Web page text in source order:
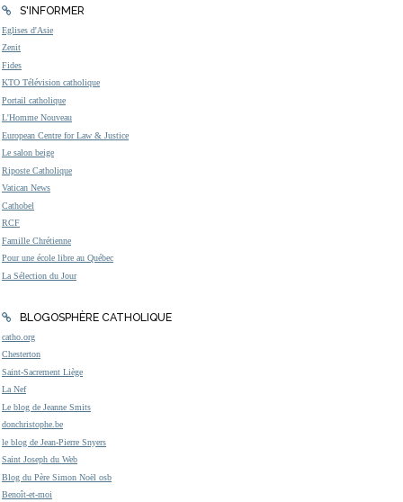
S'INFORMER
Eglises d'Asie
Zenit
Fides
KTO Télévision catholique
Portail catholique
L'Homme Nouveau
European Centre for Law & Justice
Le salon beige
Riposte Catholique
Vatican News
Cathobel
RCF
Famille Chrétienne
Pour une école libre au Québec
La Sélection du Jour
BLOGOSPHÈRE CATHOLIQUE
catho.org
Chesterton
Saint-Sacrement Liège
La Nef
Le blog de Jeanne Smits
donchristophe.be
le blog de Jean-Pierre Snyers
Saint Joseph du Web
Blog du Père Simon Noël osb
Benoît-et-moi